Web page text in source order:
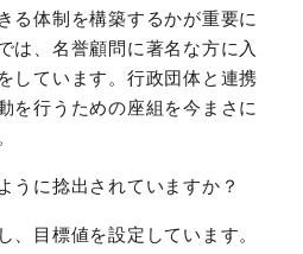
る体制を構築するかが重要に
は、名誉顧問に著名な方に入
しています。行政団体と連携
を行うための座組を今まさに
うに捻出されていますか？
、目標値を設定しています。